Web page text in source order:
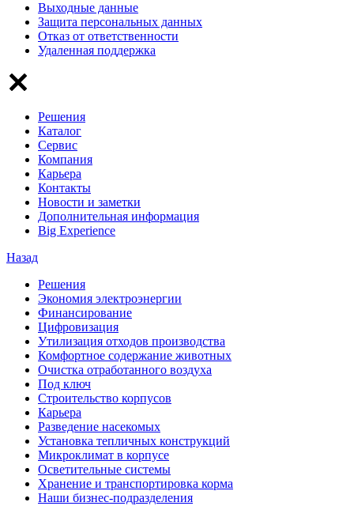
Выходные данные
Защита персональных данных
Отказ от ответственности
Удаленная поддержка
Решения
Каталог
Сервис
Компания
Карьера
Контакты
Новости и заметки
Дополнительная информация
Big Experience
Назад
Решения
Экономия электроэнергии
Финансирование
Цифровизация
Утилизация отходов производства
Комфортное содержание животных
Очистка отработанного воздуха
Под ключ
Строительство корпусов
Карьера
Разведение насекомых
Установка тепличных конструкций
Микроклимат в корпусе
Осветительные системы
Хранение и транспортировка корма
Наши бизнес-подразделения